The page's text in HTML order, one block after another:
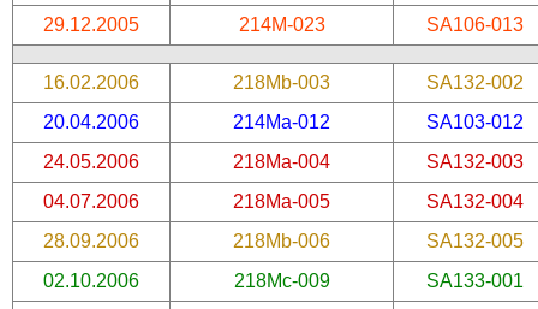
29.12.2005
214M-023 SA106-013
16.02.2006 218Mb-003
SA132-002
20.04.2006
214Ma-012
SA103-012
24.05.2006
218Ma-004
SA132-003
04.07.2006
218Ma-005
SA132-004
28.09.2006
218Mb-006
SA132-005
02.10.2006
218Mc-009
SA133-001